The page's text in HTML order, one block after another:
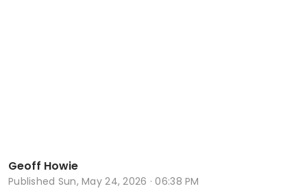
Geoff Howie
Published Sun, May 24, 2026 · 06:38 PM